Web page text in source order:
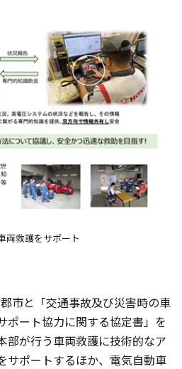
両救護をサポート
市と「交通事故及び災害時の車
ポート協力に関する協定書」を
部が行う車両救護に技術的なア
サポートするほか、電気自動車